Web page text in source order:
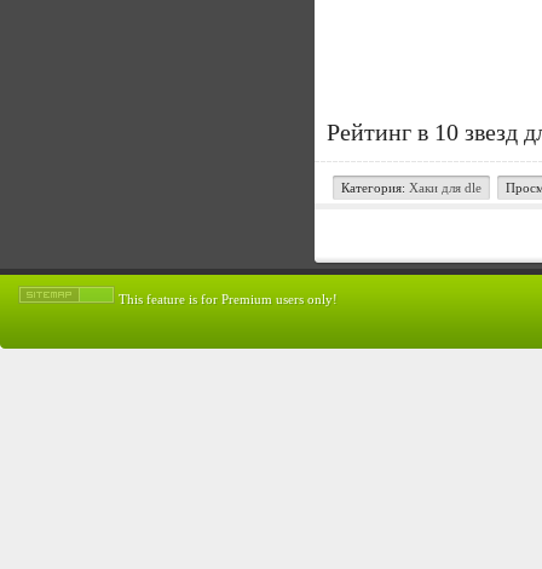
Рейтинг в 10 звезд
Категория: Хаки для dle
This feature is for Premium users only!